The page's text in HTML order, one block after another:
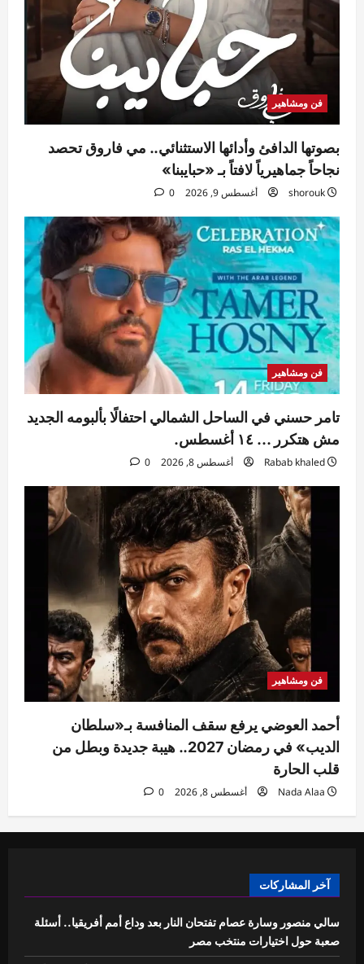
فن ومشاهير
بصوتها الدافئ وأدائها الاستثنائي.. مي فاروق تحصد
نجاحاً جماهيرياً لافتاً بـ «حبايبنا»
shorouk أغسطس 9, 2026 0
فن ومشاهير
تامر حسني في الساحل الشمالي احتفالًا بألبومه الجديد
مش هتكرر … ١٤ أغسطس.
Rabab khaled أغسطس 8, 2026 0
فن ومشاهير
أحمد العوضي يرفع سقف المنافسة بـ«سلطان
الديب» في رمضان 2027.. هيبة جديدة وبطل من
قلب الحارة
Nada Alaa أغسطس 8, 2026 0
آخر المشاركات
سالي منصور وسارة عصام تفتحان النار بعد وداع أمم أفريقيا.. أسئلة
صعبة حول اختيارات منتخب مصر